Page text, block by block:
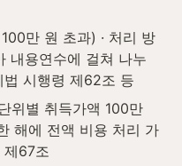
만 원 초과) · 처리 방
내용연수에 걸쳐 나누
법 시행령 제62조 등
위별 취득가액 100만
해에 전액 비용 처리 가
제67조